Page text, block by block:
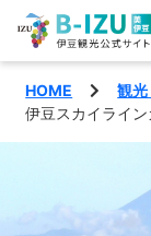
伊豆半島を知る
みる
観光・体験
HOME
観
伊豆スカイライ